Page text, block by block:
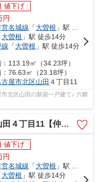
値下げ
円
名城線 「大曽根 」駅 徒歩14分
大曽根 」駅 徒歩14分
「大曽根 」駅 徒歩14分
113.19㎡（34.23坪）
76.63㎡（23.18坪）
古屋市北区山田 ４丁目11
区山田の新築一戸建て♪ 六郷
手数料無料】新築一戸建て 3号棟
値下げ
円
名城線 「大曽根 」駅 徒歩14分
大曽根 」駅 徒歩14分